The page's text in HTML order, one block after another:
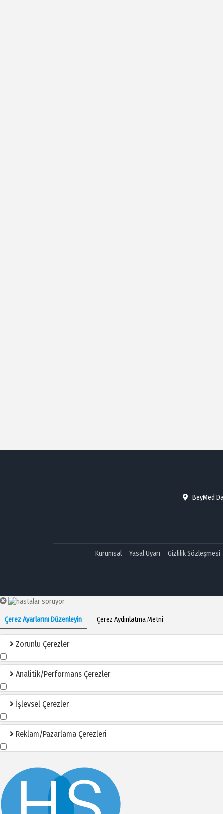
BeyMed
Kurumsal Yasal Uyarı Gizlilik Sözleşmesi
Çerez Ayarlarını Düzenleyin Çerez Aydınlatma Metni
Zorunlu Çerezler
Analitik/Performans Çerezleri
İşlevsel Çerezler
Reklam/Pazarlama Çerezleri